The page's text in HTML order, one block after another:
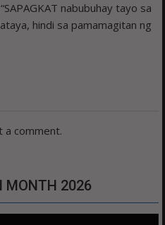
nabubuhay tayo sa
hindi sa pamamagitan ng
a comment.
MONTH 2026